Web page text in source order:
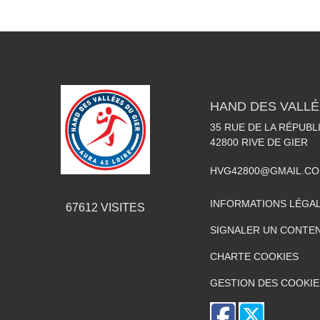
67612 VISITES
HAND DES
35 RUE DE LA
42800 RIVE DE GIER
INFORMATIONS
SIGNALER UN
CHARTE COOKIES
GESTION DES